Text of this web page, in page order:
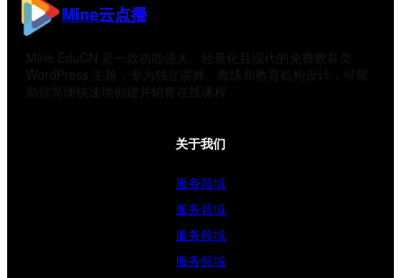
Mine云点播
Mine EduCN 是一款功能强大、轻量化且现代的免费教育类
WordPress 主题，专为独立讲师、教练和教育机构设计，可帮
助你简便快速地创建并销售在线课程
关于我们
服务领域
服务领域
服务领域
服务领域